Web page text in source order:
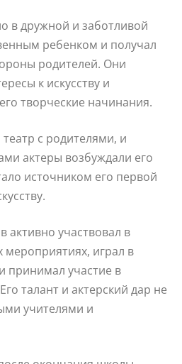
в дружной и заботливой
ребенком и получал
родителей. Они
к искусству и
творческие начинания.
с родителями, и
актеры возбуждали его
источником его первой
активно участвовал в
мероприятиях, играл в
принимал участие в
талант и актерский дар не
учителями и